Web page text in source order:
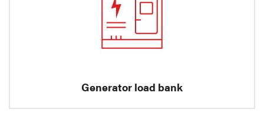
Generator load bank